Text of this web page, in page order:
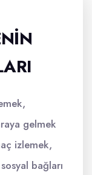
gelmek
izlemek,
bağları